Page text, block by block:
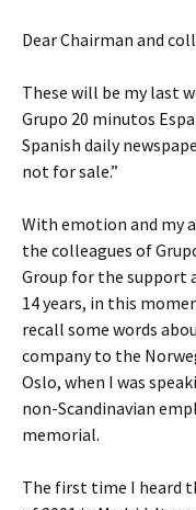
Dear Chairman and
These will be my last
Grupo 20 minutos
Spanish daily
not for sale.”
With emotion and my
the colleagues of
Group for the support
14 years, in this
recall some words
company to the
Oslo, when I was
non-Scandinavian
memorial.
The first time I heard